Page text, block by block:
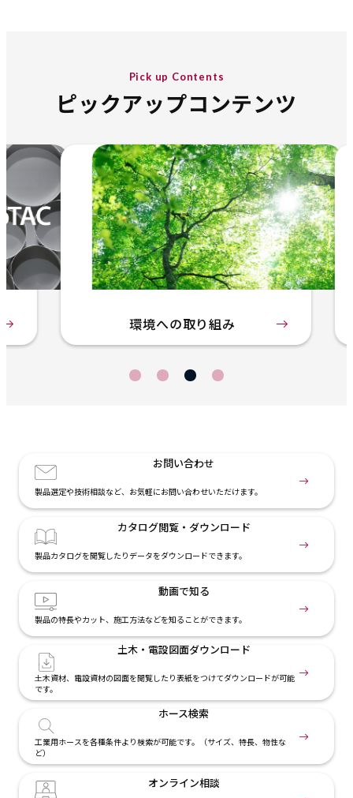
Pick up Contents
ピックアップコンテンツ
環境への取り組み
お問い合わせ
製品選定や技術相談など、お気軽にお問い合わせいただけます。
カタログ閲覧・ ダウンロード
製品カタログを閲覧したりデータをダウンロードできます。
動画で知る
製品の特長やカット、施工方法などを知ることができます。
土木・電設図面ダウンロード
土木資材、電設資材の図面を閲覧したり表紙をつけてダウンロードが可能
です。
ホース検索
工業用ホースを各種条件より検索が可能です。（サイズ、特長、物性な
ど）
オンライン相談